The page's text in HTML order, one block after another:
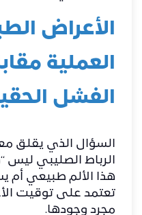
الأعراض
العملية
الفشل
السؤال الذي يقلق
الرباط الصليبي ليس
هذا الألم طبيعي أم
تعتمد على توقيت
مجرد وجودها.